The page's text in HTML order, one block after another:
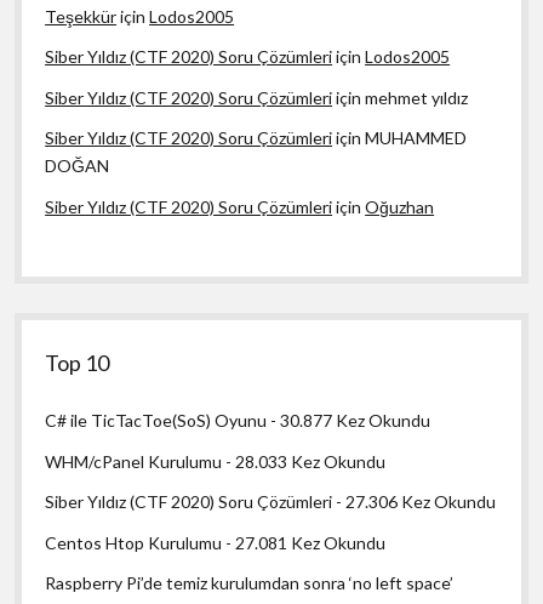
TeşekküriçinLodos2005
Siber Yıldız (CTF 2020) Soru ÇözümleriiçinLodos2005
Siber Yıldız (CTF 2020) Soru Çözümleriiçinmehmet yıldız
Siber Yıldız (CTF 2020) Soru ÇözümleriiçinMUHAMMED
DOĞAN
Siber Yıldız (CTF 2020) Soru ÇözümleriiçinOğuzhan
Top 10
C# ile TicTacToe(SoS) Oyunu - 30.877 Kez Okundu
WHM/cPanel Kurulumu - 28.033 Kez Okundu
Siber Yıldız (CTF 2020) Soru Çözümleri - 27.306 Kez Okundu
Centos Htop Kurulumu - 27.081 Kez Okundu
Raspberry Pi’de temiz kurulumdan sonra ‘no left space’